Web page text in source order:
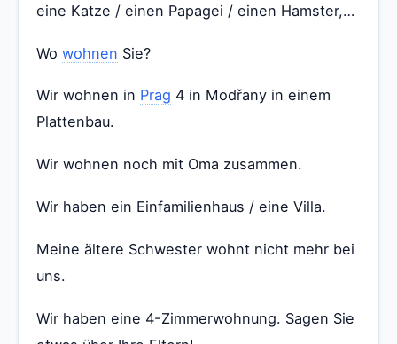
eine Katze / einen Papagei / einen Hamster,…
Wo wohnen Sie?
Wir wohnen in Prag 4 in Modřany in einem
Plattenbau.
Wir wohnen noch mit Oma zusammen.
Wir haben ein Einfamilienhaus / eine Villa.
Meine ältere Schwester wohnt nicht mehr bei
uns.
Wir haben eine 4-Zimmerwohnung. Sagen Sie